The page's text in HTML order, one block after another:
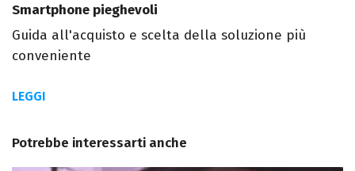
Smartphone pieghevoli
Guida all'acquisto e scelta della soluzione più
conveniente
LEGGI
Potrebbe interessarti anche